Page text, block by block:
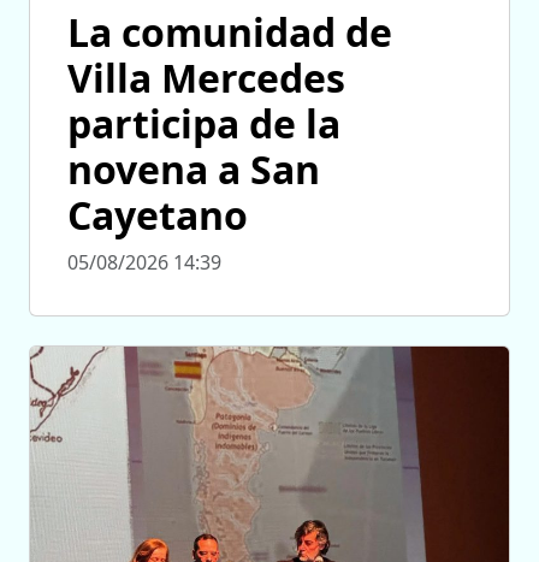
La comunidad de
Villa Mercedes
participa de la
novena a San
Cayetano
05/08/2026 14:39